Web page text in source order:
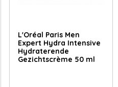
L'Oréal Paris Men
Expert Hydra Intensive
Hydraterende
Gezichtscrème 50 ml